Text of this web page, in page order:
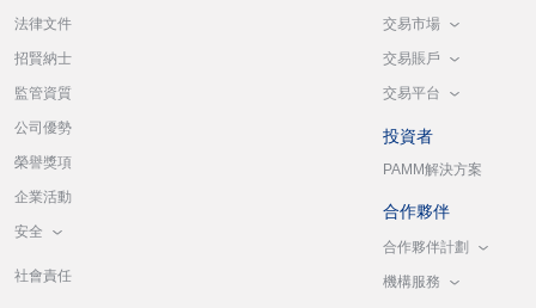
法律文件
招賢納士
監管資質
公司優勢
榮譽獎項
企業活動
安全
社會責任
交易市場
交易賬戶
交易平台
投資者
PAMM解決方案
合作夥伴
合作夥伴計劃
機構服務